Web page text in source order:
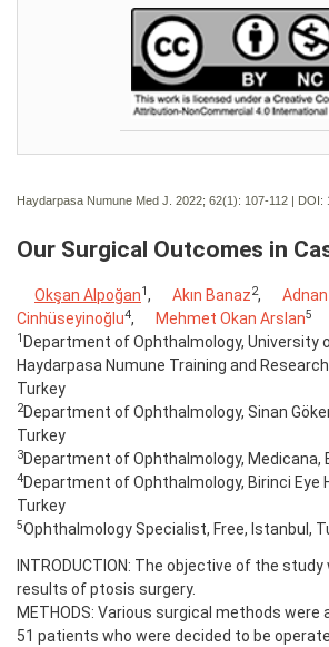
Haydarpasa Numune Med J. 2022; 62(1): 107-112 | DOI:
Our Surgical Outcomes in
Okşan Alpoğan1, Akın Banaz2,
Cinhüseyinoğlu4, Mehmet Okan Arslan5
1 Department of Ophthalmology, University
Haydarpasa Numune Training and
Turkey
2Department of Ophthalmology, Sinan
Turkey
3Department of Ophthalmology, Medicana,
4Department of Ophthalmology, Birinci Eye
Turkey
5Ophthalmology Specialist, Free, Istanbul,
INTRODUCTION: The objective of the
results of ptosis surgery.
METHODS: Various surgical methods were
51 patients who were decided to be